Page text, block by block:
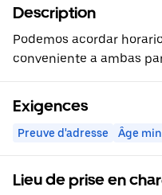
Description
Podemos acordar
conveniente a ambas
Exigences
Preuve d'adresse Âge
Lieu de prise en